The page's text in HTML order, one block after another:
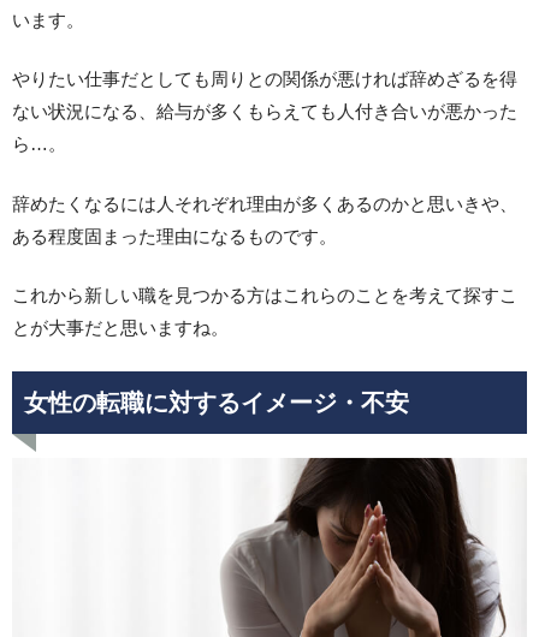
います。
やりたい仕事だとしても周りとの関係が悪ければ辞めざるを得
ない状況になる、給与が多くもらえても人付き合いが悪かった
ら…。
辞めたくなるには人それぞれ理由が多くあるのかと思いきや、
ある程度固まった理由になるものです。
これから新しい職を見つかる方はこれらのことを考えて探すこ
とが大事だと思いますね。
女性の転職に対するイメージ・不安